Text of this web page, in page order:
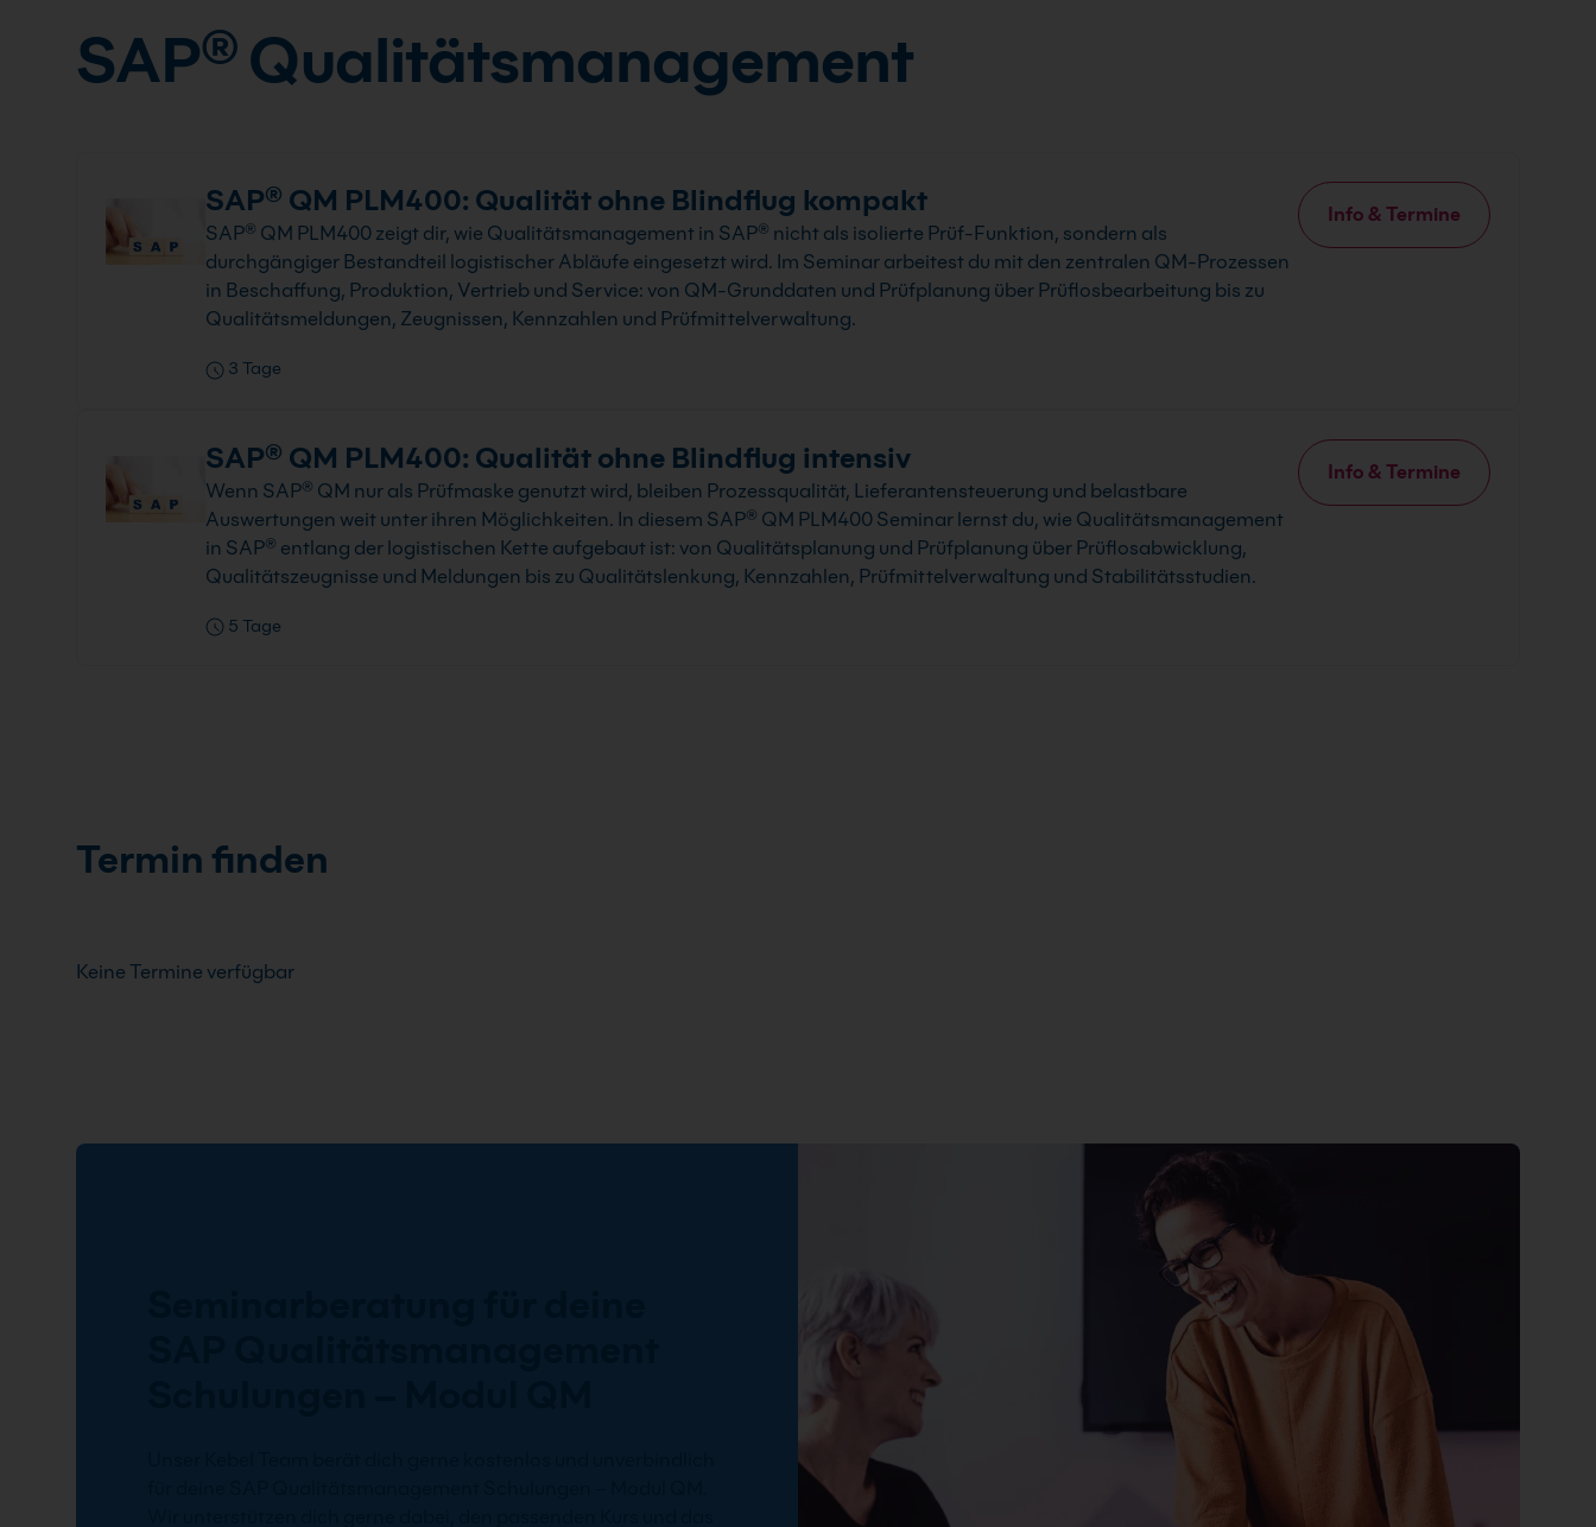
SAP® Qualitätsmanagement
SAP® QM PLM400: Qualität ohne Blindflug kompakt
SAP® QM PLM400 zeigt dir, wie Qualitätsmanagement in SAP® nicht als isolierte Prüf-Funktion, sondern als
durchgängiger Bestandteil logistischer Abläufe eingesetzt wird. Im Seminar arbeitest du mit den zentralen QM-Prozessen
in Beschaffung, Produktion, Vertrieb und Service: von QM-Grunddaten und Prüfplanung über Prüflosbearbeitung bis zu
Qualitätsmeldungen, Zeugnissen, Kennzahlen und Prüfmittelverwaltung.
3 Tage
Info & Termine
SAP® QM PLM400: Qualität ohne Blindflug intensiv
Wenn SAP® QM nur als Prüfmaske genutzt wird, bleiben Prozessqualität, Lieferantensteuerung und belastbare
Auswertungen weit unter ihren Möglichkeiten. In diesem SAP® QM PLM400 Seminar lernst du, wie Qualitätsmanagement
in SAP® entlang der logistischen Kette aufgebaut ist: von Qualitätsplanung und Prüfplanung über Prüflosabwicklung,
Qualitätszeugnisse und Meldungen bis zu Qualitätslenkung, Kennzahlen, Prüfmittelverwaltung und Stabilitätsstudien.
5 Tage
Info & Termine
Termin finden
Keine Termine verfügbar